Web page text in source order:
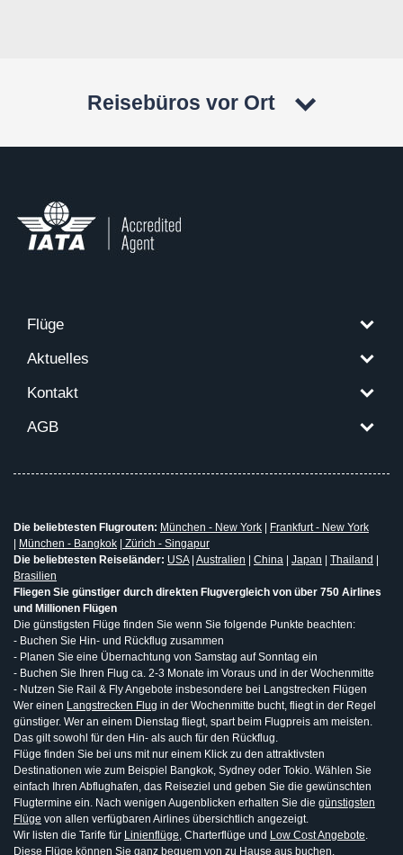
Reisebüros vor Ort
Flüge
Aktuelles
Kontakt
AGB
Die beliebtesten Flugrouten: München - New York
Frankfurt - New York
München - Bangkok
Zürich - Singapur
Die beliebtesten Reiseländer: USA| Australien China Japan Thailand
Brasilien
Fliegen Sie günstiger durch direkten Flugvergleich von über 750 Airlines
und Millionen Flügen
Die günstigsten Flüge finden Sie wenn Sie folgende Punkte beachten:
- Buchen Sie Hin- und Rückflug zusammen
- Planen Sie eine Übernachtung von Samstag auf Sonntag ein
- Buchen Sie Ihren Flug ca. 2-3 Monate im Voraus und in der Wochenmitte
- Nutzen Sie Rail & Fly Angebote insbesondere bei Langstrecken Flügen
Wer einen Langstrecken Flug in der Wochenmitte bucht, fliegt in der Regel
günstiger. Wer an einem Dienstag fliegt, spart beim Flugpreis am meisten.
Das gilt sowohl für den Hin- als auch für den Rückflug.
Flüge finden Sie bei uns mit nur einem Klick zu den attraktivsten
Destinationen wie zum Beispiel Bangkok, Sydney oder Tokio. Wählen Sie
einfach Ihren Abflughafen, das Reiseziel und geben Sie die gewünschten
Flugtermine ein. Nach wenigen Augenblicken erhalten Sie die günstigsten
Flüge von allen verfügbaren Airlines übersichtlich angezeigt.
Wir listen die Tarife für Linienflüge, Charterflüge und Low Cost Angebote.
Diese Flüge können Sie ganz bequem von zu Hause aus buchen.